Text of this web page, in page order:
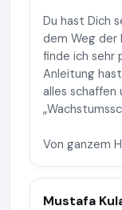
Du hast Dich
dem Weg der
finde ich sehr
Anleitung
alles schaffen
Von ganzem
Mustafa